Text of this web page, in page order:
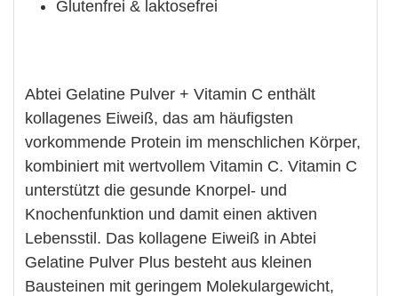
Glutenfrei & laktosefrei
Abtei Gelatine Pulver + Vitamin C enthält
kollagenes Eiweiß, das am häuﬁgsten
vorkommende Protein im menschlichen Körper,
kombiniert mit wertvollem Vitamin C. Vitamin C
unterstützt die gesunde Knorpel- und
Knochenfunktion und damit einen aktiven
Lebensstil. Das kollagene Eiweiß in Abtei
Gelatine Pulver Plus besteht aus kleinen
Bausteinen mit geringem Molekulargewicht,